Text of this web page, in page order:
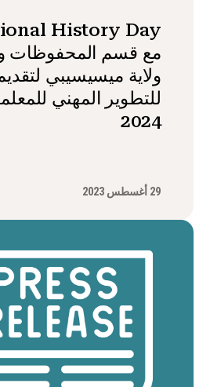
مع قسم المحفوظات
ولاية ميسيسيبي
للتطوير المهني
2024
29 أغسطس 2023